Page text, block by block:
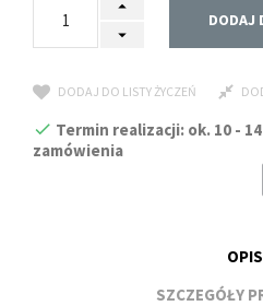
DODAJ
DODAJ DO LISTY ŻYCZEŃ
Termin realizacji: ok. 10 -
zamówienia
OPIS
SZCZEGÓŁY